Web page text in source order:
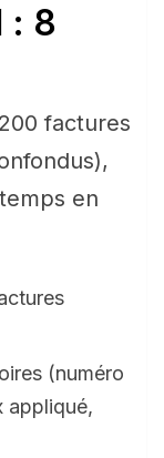
: 8
factures
en
(numéro
appliqué,